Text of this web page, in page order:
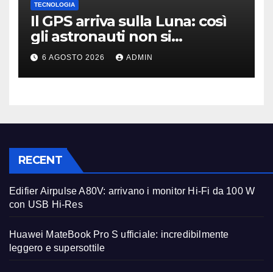
TECNOLOGIA
Il GPS arriva sulla Luna: così
gli astronauti non si
perderanno più
6 AGOSTO 2026 ADMIN
RECENT
Edifier Airpulse A80V: arrivano i monitor Hi-Fi da 100 W
con USB Hi-Res
Huawei MateBook Pro S ufficiale: incredibilmente
leggero e supersottile